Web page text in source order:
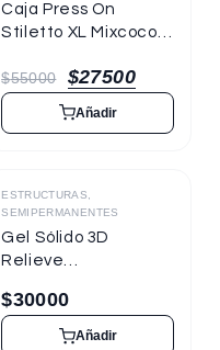
Caja Press On
Stiletto XL Mixcoco
$55000 $27500
Añadir
ESTRUCTURAS,
SEMIPERMANENTES
Gel Sólido 3D
Relieve
Uñas
$30000
Añadir